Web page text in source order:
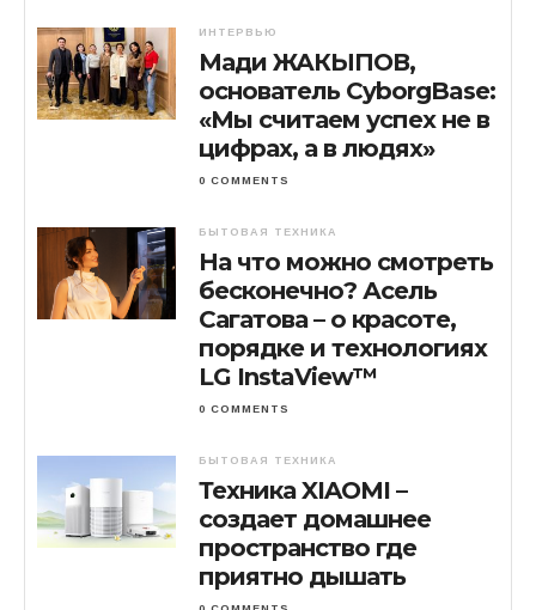
ИНТЕРВЬЮ
Мади ЖАКЫПОВ,
основатель CyborgBase:
«Мы считаем успех не в
цифрах, а в людях»
0 COMMENTS
БЫТОВАЯ ТЕХНИКА
На что можно смотреть
бесконечно? Асель
Сагатова – о красоте,
порядке и технологиях
LG InstaView™
0 COMMENTS
БЫТОВАЯ ТЕХНИКА
Техника XIAOMI –
создает домашнее
пространство где
приятно дышать